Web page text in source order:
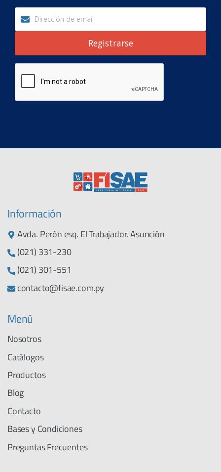
Registrarse
Información
Avda. Perón esq. El Trabajador. Asunción
(021) 331-230
(021) 301-551
contacto@fisae.com.py
Menú
Nosotros
Catálogos
Productos
Blog
Contacto
Bases y Condiciones
Preguntas Frecuentes